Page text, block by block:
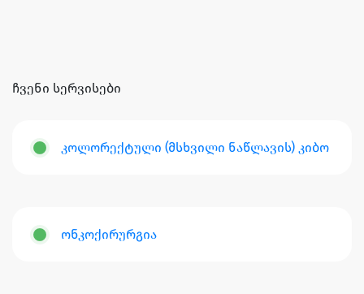
ჩვენი სერვისები
კოლორექტული (მსხვილი ნაწლავის) კიბო
ონკოქირურგია